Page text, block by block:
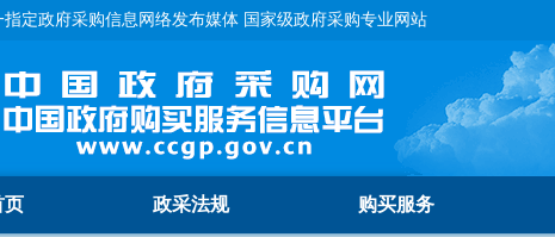
指定政府采购信息网络发布媒体 国家级政府采购专业网站
页 政采法规 购买服务